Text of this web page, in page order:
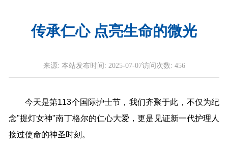
传承仁心 点亮生命的微光
来源: 本站发布时间: 2025-07-07访问次数: 456
今天是第113个国际护士节，我们齐聚于此，不仅为纪
念"提灯女神"南丁格尔的仁心大爱，更是见证新一代护理人
接过使命的神圣时刻。